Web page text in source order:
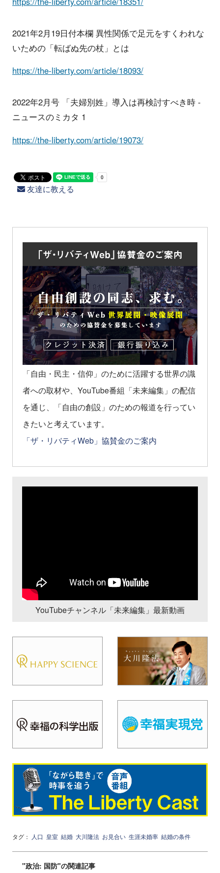
2021年2月19日付本欄 異性関係で足元をすくわれな
いための「転ばぬ先の杖」とは
https://the-liberty.com/article/18093/
2022年2月号 「夫婦別姓」導入は再検討すべき時 -
ニュースのミカタ 1
https://the-liberty.com/article/19073/
友達に教える
「自由・民主・信仰」のために活躍する世界の識
者への取材や、YouTube番組「未来編集」の配信
を通じ、「自由の創設」のための報道を行ってい
きたいと考えています。
「ザ・リバティWeb」協賛金のご案内
YouTubeチャンネル「未来編集」最新動画
タグ： 人口 皇室 結婚 大川隆法 お見合い 生涯未婚率 結婚の条件
"政治: 国防"の関連記事